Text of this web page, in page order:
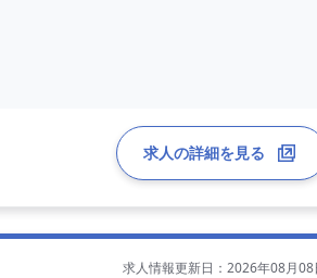
求人の詳細を見る
求人情報更新日：2026年08月08